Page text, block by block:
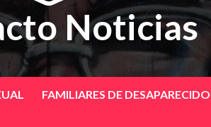
Noticias
FAMILIARES DE